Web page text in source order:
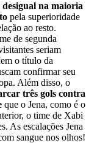
desigual na maioria
pela superioridade
ao resto.
de segunda
seriam
o título da
confirmar seu
Além disso, o
três gols contra
que o Jena, como é o
o time de Xabi
As escalações Jena
sangue nos olhos!